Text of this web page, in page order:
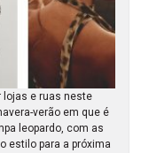
lojas e ruas neste
verão em que é
leopardo, com as
estilo para a próxima